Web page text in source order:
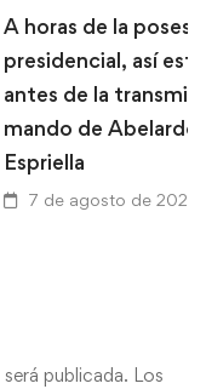
A horas de la
presidencial, así
antes de la
mando de Abelardo
Espriella
7 de agosto de 2026
publicada. Los